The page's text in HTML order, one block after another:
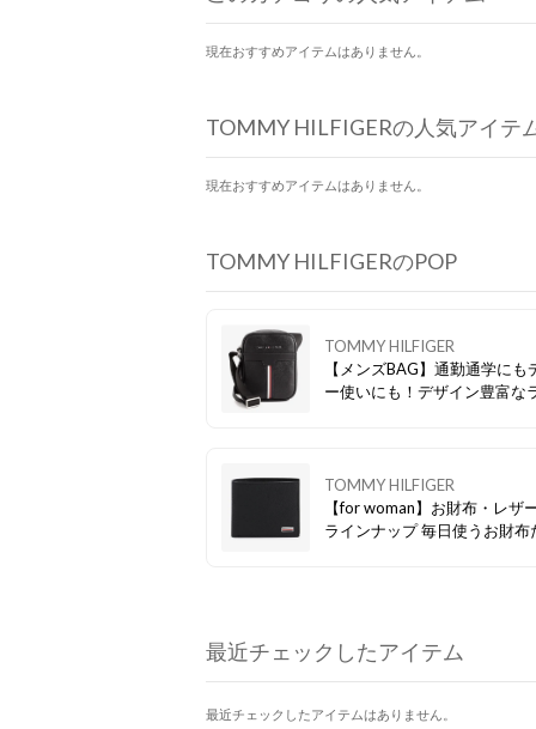
現在おすすめアイテムはありません。
TOMMY HILFIGERの人気アイテ
現在おすすめアイテムはありません。
TOMMY HILFIGERのPOP
TOMMY HILFIGER
【メンズBAG】通勤通学にも
ー使いにも！デザイン豊富な
TOMMY HILFIGER
【for woman】お財布・レザ
ラインナップ 毎日使うお財布
最近チェックしたアイテム
最近チェックしたアイテムはありません。